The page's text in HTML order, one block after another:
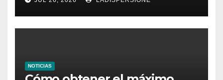
NOTICIAS